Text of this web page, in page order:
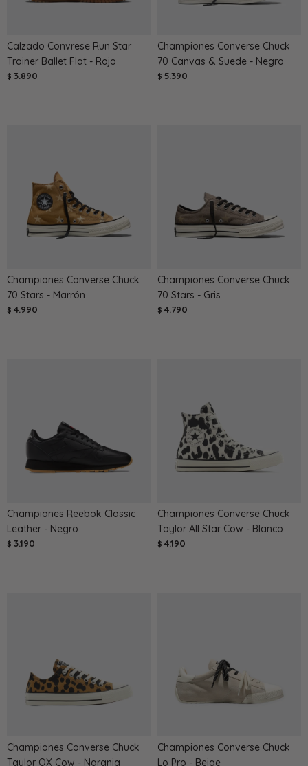
Calzado Convrese Run Star
Trainer Ballet Flat - Rojo
$ 3.890
Championes Converse Chuck
70 Canvas & Suede - Negro
$ 5.390
Championes Converse Chuck
70 Stars - Marrón
$ 4.990
Championes Converse Chuck
70 Stars - Gris
$ 4.790
Championes Reebok Classic
Leather - Negro
$ 3.190
Championes Converse Chuck
Taylor All Star Cow - Blanco
$ 4.190
Championes Converse Chuck
Taylor OX Cow - Naranja
Championes Converse Chuck
Lo Pro - Beige